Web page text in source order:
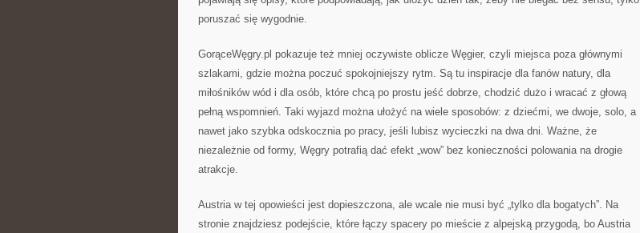
poruszać się wygodnie.
GorąceWęgry.pl pokazuje też mniej oczywiste oblicze Węgier, czyli miejsca poza głównymi
szlakami, gdzie można poczuć spokojniejszy rytm. Są tu inspiracje dla fanów natury, dla
miłośników wód i dla osób, które chcą po prostu jeść dobrze, chodzić dużo i wracać z głową
pełną wspomnień. Taki wyjazd można ułożyć na wiele sposobów: z dziećmi, we dwoje, solo, a
nawet jako szybka odskocznia po pracy, jeśli lubisz wycieczki na dwa dni. Ważne, że
niezależnie od formy, Węgry potrafią dać efekt „wow” bez konieczności polowania na drogie
atrakcje.
Austria w tej opowieści jest dopieszczona, ale wcale nie musi być „tylko dla bogatych”. Na
stronie znajdziesz podejście, które łączy spacery po mieście z alpejską przygodą, bo Austria